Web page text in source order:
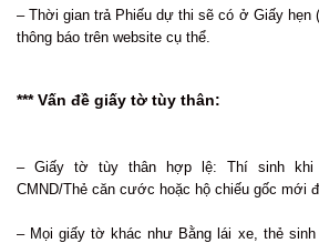
– Thời gian trả Phiếu dự thi sẽ có ở Giấy hẹn
thông báo trên website cụ thể.
*** Vấn đề giấy tờ tùy thân:
– Giấy tờ tùy thân hợp lệ: Thí sinh khi
CMND/Thẻ căn cước hoặc hộ chiếu gốc mới
– Mọi giấy tờ khác như Bằng lái xe, thẻ